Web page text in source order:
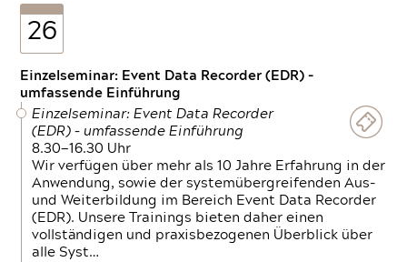
26
Einzelseminar: Event Data Recorder (EDR) –
umfassende Einführung
Einzelseminar: Event Data Recorder
(EDR) – umfassende Einführung
8.30—16.30 Uhr
Wir verfügen über mehr als 10 Jahre Erfahrung in der
Anwendung, sowie der systemübergreifenden Aus-
und Weiterbildung im Bereich Event Data Recorder
(EDR). Unsere Trainings bieten daher einen
vollständigen und praxisbezogenen Überblick über
alle Syst…